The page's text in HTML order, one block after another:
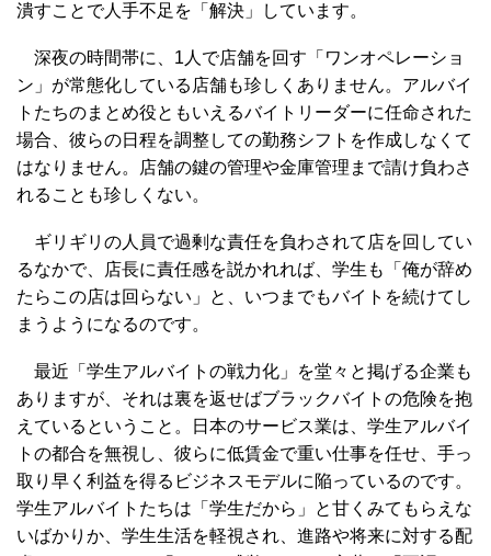
潰すことで人手不足を「解決」しています。
深夜の時間帯に、1人で店舗を回す「ワンオペレーショ
ン」が常態化している店舗も珍しくありません。アルバイ
トたちのまとめ役ともいえるバイトリーダーに任命された
場合、彼らの日程を調整しての勤務シフトを作成しなくて
はなりません。店舗の鍵の管理や金庫管理まで請け負わさ
れることも珍しくない。
ギリギリの人員で過剰な責任を負わされて店を回してい
るなかで、店長に責任感を説かれれば、学生も「俺が辞め
たらこの店は回らない」と、いつまでもバイトを続けてし
まうようになるのです。
最近「学生アルバイトの戦力化」を堂々と掲げる企業も
ありますが、それは裏を返せばブラックバイトの危険を抱
えているということ。日本のサービス業は、学生アルバイ
トの都合を無視し、彼らに低賃金で重い仕事を任せ、手っ
取り早く利益を得るビジネスモデルに陥っているのです。
学生アルバイトたちは「学生だから」と甘くみてもらえな
いばかりか、学生生活を軽視され、進路や将来に対する配